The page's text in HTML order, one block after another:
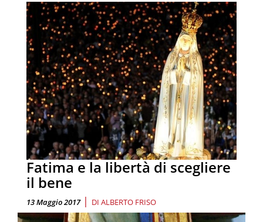
Fatima e la libertà di scegliere
il bene
13 Maggio 2017 | DI ALBERTO FRISO